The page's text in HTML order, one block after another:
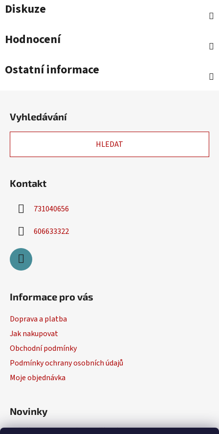
Diskuze
Hodnocení
Ostatní informace
Vyhledávání
HLEDAT
Kontakt
731040656
606633322
Informace pro vás
Doprava a platba
Jak nakupovat
Obchodní podmínky
Podmínky ochrany osobních údajů
Moje objednávka
Novinky
Výběr elektrického nářadí